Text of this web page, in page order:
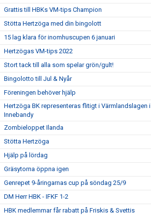
Grattis till HBKs VM-tips Champion
Stötta Hertzöga med din bingolott
15 lag klara för inomhuscupen 6 januari
Hertzögas VM-tips 2022
Stort tack till alla som spelar grön/gult!
Bingolotto till Jul & Nyår
Föreningen behöver hjälp
Hertzöga BK representeras flitigt i Värmlandslagen i
Innebandy
Zombieloppet Ilanda
Stötta Hertzöga
Hjälp på lördag
Gräsytorna öppna igen
Genrepet 9-åringarnas cup på söndag 25/9
DM Herr HBK - IFKF 1-2
HBK medlemmar får rabatt på Friskis & Svettis